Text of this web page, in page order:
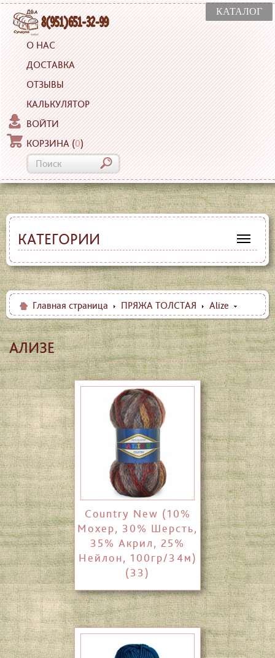
КАТАЛОГ
О НАС
ДОСТАВКА
ОТЗЫВЫ
КАЛЬКУЛЯТОР
ВОЙТИ
КОРЗИНА (0)
КАТЕГОРИИ
Главная страница ПРЯЖА ТОЛСТАЯ Alize
АЛИЗЕ
Country New (10%
Мохер, 30% Шерсть,
35% Акрил, 25%
Нейлон, 100гр/34м)
(33)